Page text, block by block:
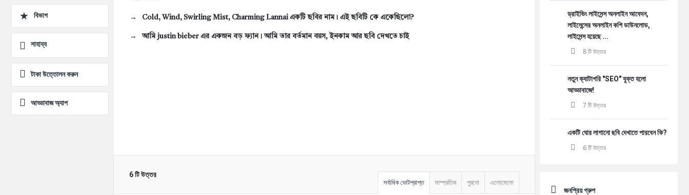
Cold, Wind, Swirling Mist, Charming Lannai একটি ছবির নাম। এই ছবিটি কে একেছিলো?
আমি justin bieber এর একজন বড় ফ্যান। আমি তার বর্তমান বয়স, ইনকাম আর ছবি দেখতে চাই
6 টি উত্তর
সর্বাধিক ভোটপ্রাপ্ত সাম্প্রতিক পুরনো এলোমেলো
ড্রাইভিং লাইসেন্স অনলাইন আবেদন,
লাইসেন্সের অনলাইন কপি ডাউনলোড,
লাইসেন্স হয়েছে ...
8 টি উত্তর
নতুন ক্যাটাগরি "SEO" যুক্ত হলো
আড্ডাবাজে!
7 টি উত্তর
একটি ঘোর লাগানো ছবি দেখাতে পারবেন কি?
6 টি উত্তর
জনপ্রিয় গ্রুপ
বিভাগ
সাহায্য
টাকা উত্তোলন করুন
আড্ডাবাজ অ্যাপ